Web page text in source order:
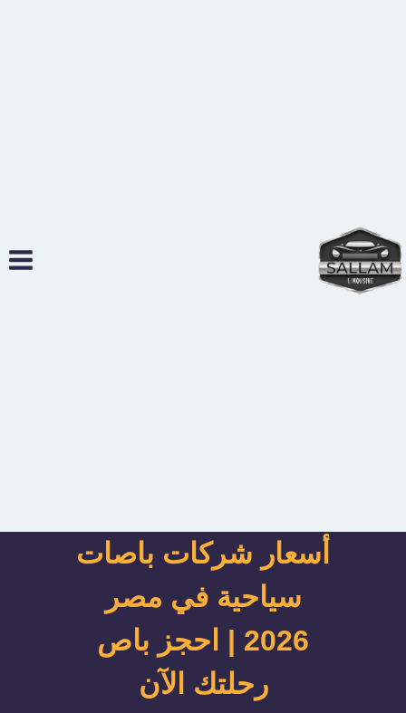
أسعار شركات باصات
سياحية في مصر
2026 | احجز باص
رحلتك الآن